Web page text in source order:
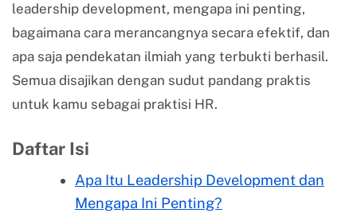
leadership development, mengapa ini penting,
bagaimana cara merancangnya secara efektif, dan
apa saja pendekatan ilmiah yang terbukti berhasil.
Semua disajikan dengan sudut pandang praktis
untuk kamu sebagai praktisi HR.
Daftar Isi
Apa Itu Leadership Development dan
Mengapa Ini Penting?